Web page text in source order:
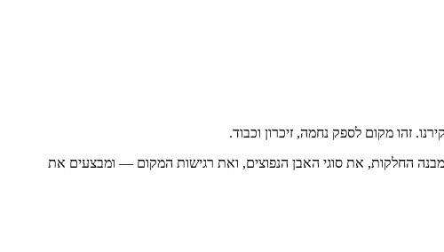
זהו מקום לספק נחמה, זיכרון וכבוד.
מבנה החלקות, את סוגי האבן הנפוצים, ואת רגישות המקום — ומבצעים את